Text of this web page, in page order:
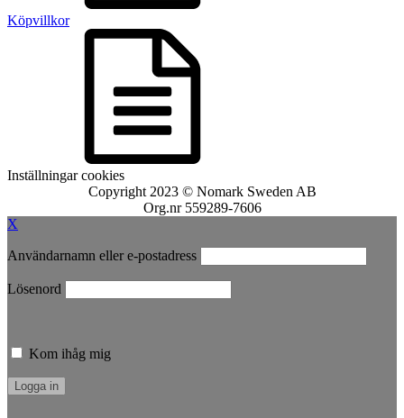
Köpvillkor
Inställningar cookies
Copyright 2023 © Nomark Sweden AB
Org.nr 559289-7606
X
Användarnamn eller e-postadress
Lösenord
Kom ihåg mig